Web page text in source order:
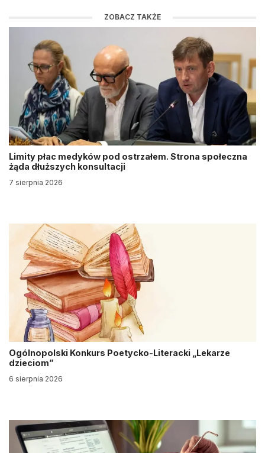
ZOBACZ TAKŻE
Limity płac medyków pod ostrzałem. Strona społeczna
żąda dłuższych konsultacji
7 sierpnia 2026
Ogólnopolski Konkurs Poetycko-Literacki „Lekarze
dzieciom”
6 sierpnia 2026